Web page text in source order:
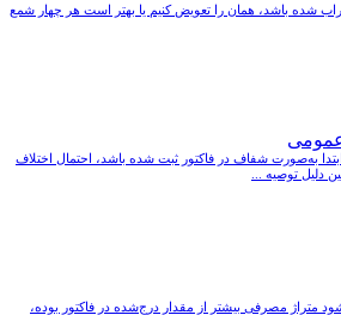
شده باشد، همان را تعویض کنیم یا بهتر است هر چهار شمع
به‌صورت شفاف در فاکتور ثبت شده باشد، احتمال اختلاف
دلیل توصیه ...
متراژ مصرفی بیشتر از مقدار درج‌شده در فاکتور بوده،